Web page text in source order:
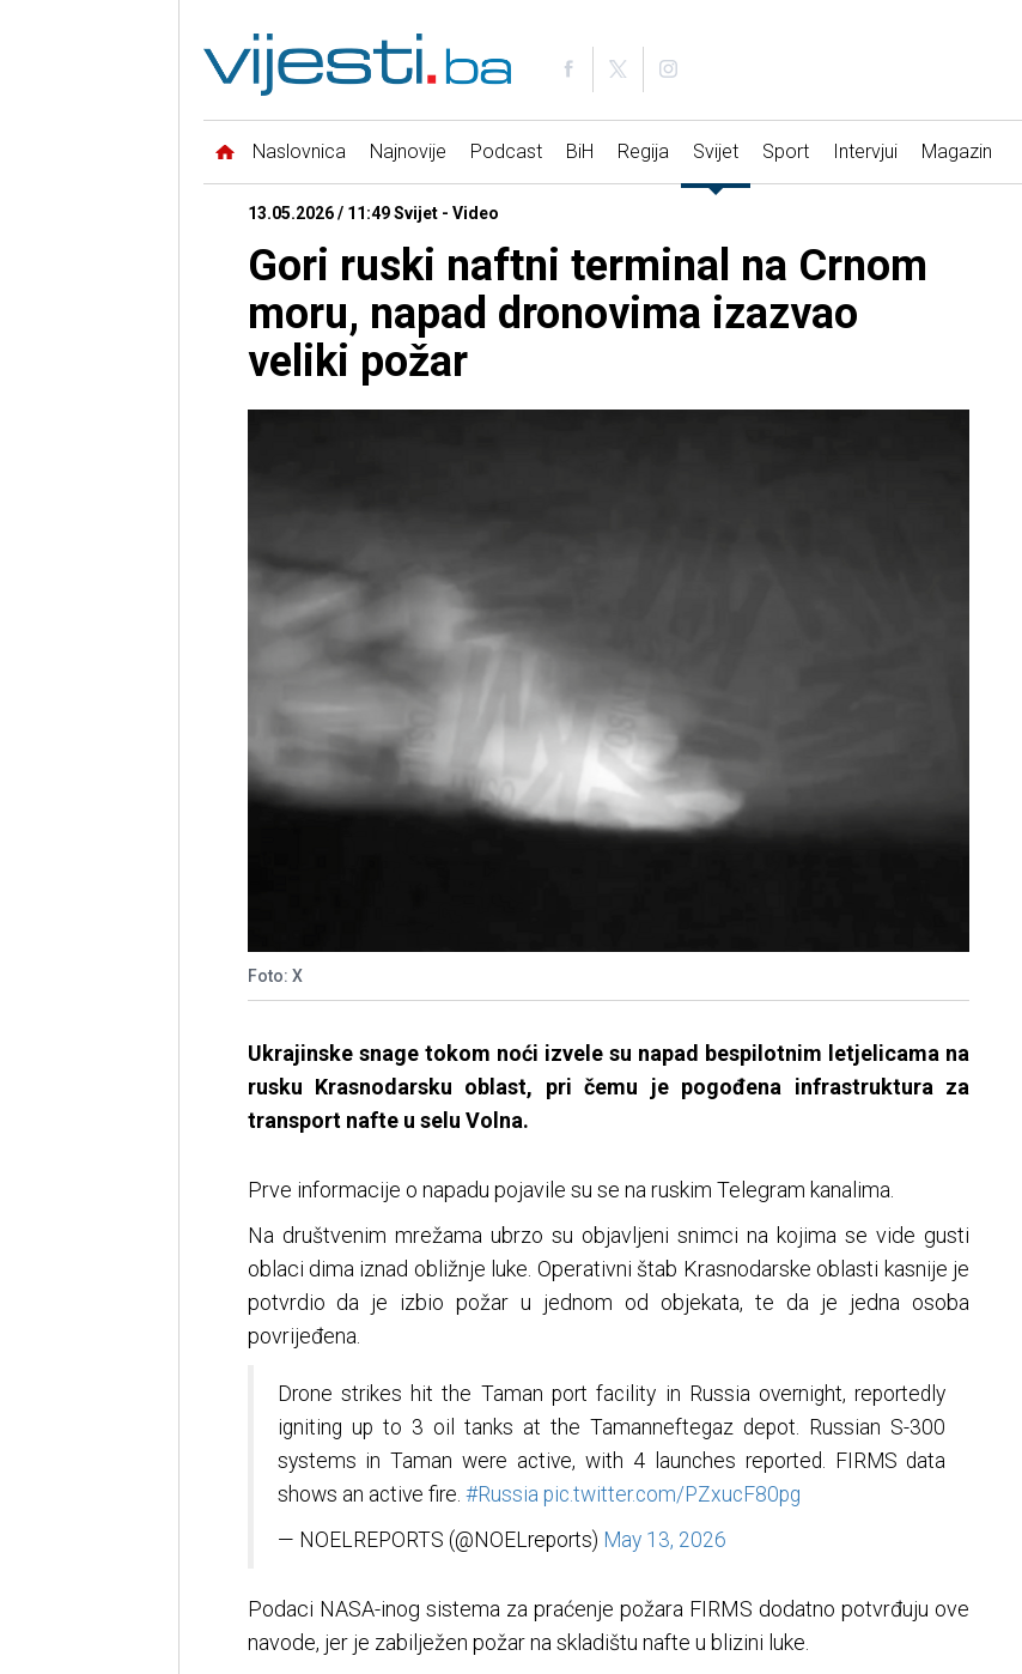
Naslovnica Najnovije Podcast BiH Regija Svijet Sport Intervjui Magazin
13.05.2026 / 11:49 Svijet - Video
Gori ruski naftni terminal na Crnom
moru, napad dronovima izazvao
veliki požar
Foto: X
Ukrajinske snage tokom noći izvele su napad bespilotnim letjelicama na
rusku Krasnodarsku oblast, pri čemu je pogođena infrastruktura za
transport nafte u selu Volna.
Prve informacije o napadu pojavile su se na ruskim Telegram kanalima.
Na društvenim mrežama ubrzo su objavljeni snimci na kojima se vide gusti
oblaci dima iznad obližnje luke. Operativni štab Krasnodarske oblasti kasnije je
potvrdio da je izbio požar u jednom od objekata, te da je jedna osoba
povrijeđena.
Drone strikes hit the Taman port facility in Russia overnight, reportedly
igniting up to 3 oil tanks at the Tamanneftegaz depot. Russian S-300
systems in Taman were active, with 4 launches reported. FIRMS data
shows an active fire. #Russia pic.twitter.com/PZxucF80pg
— NOELREPORTS (@NOELreports) May 13, 2026
Podaci NASA-inog sistema za praćenje požara FIRMS dodatno potvrđuju ove
navode, jer je zabilježen požar na skladištu nafte u blizini luke.